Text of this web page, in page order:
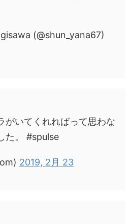
(@shun_yana67)
がいてくれればって思わな
た。 #spulse
2019, 2月 23